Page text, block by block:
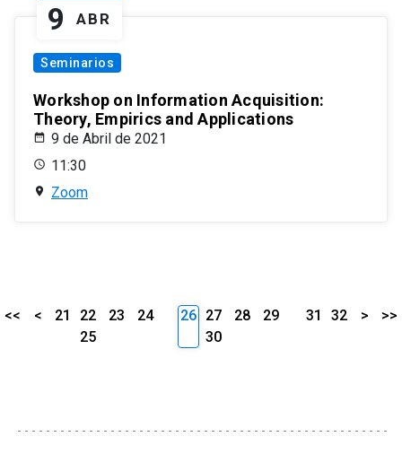
9 ABR
Seminarios
Workshop on Information Acquisition:
Theory, Empirics and Applications
9 de Abril de 2021
11:30
Zoom
<< < 21 22 23
24
25
26 27 28
29
30
31 32 > >>